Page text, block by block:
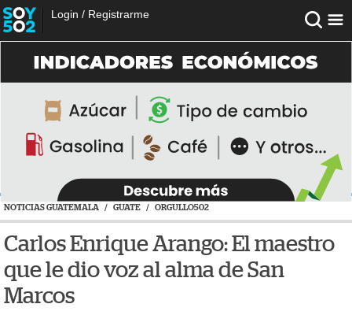
Login / Registrarme
NOTICIAS GUATEMALA / GUATE / ORGULLO502
Carlos Enrique Arango: El maestro
que le dio voz al alma de San
Marcos